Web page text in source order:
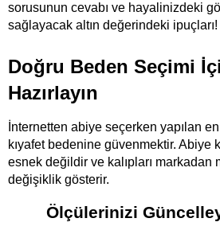
sorusunun cevabı ve hayalinizdeki
sağlayacak altın değerindeki ipuçları!
Doğru Beden Seçimi
Hazırlayın
İnternetten abiye seçerken yapılan
kıyafet bedenine güvenmektir. Abiye
esnek değildir ve kalıpları markadan
değişiklik gösterir.
Ölçülerinizi